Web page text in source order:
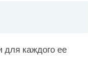
для каждого ее